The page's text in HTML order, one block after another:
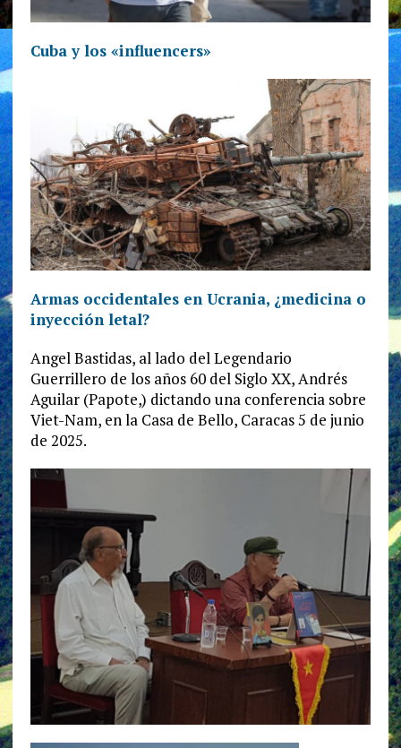
Cuba y los «influencers»
Armas occidentales en Ucrania, ¿medicina o
inyección letal?
Angel Bastidas, al lado del Legendario
Guerrillero de los años 60 del Siglo XX, Andrés
Aguilar (Papote,) dictando una conferencia sobre
Viet-Nam, en la Casa de Bello, Caracas 5 de junio
de 2025.